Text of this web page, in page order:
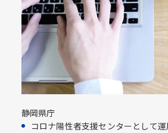
静岡県庁
コロナ陽性者支援センターとして